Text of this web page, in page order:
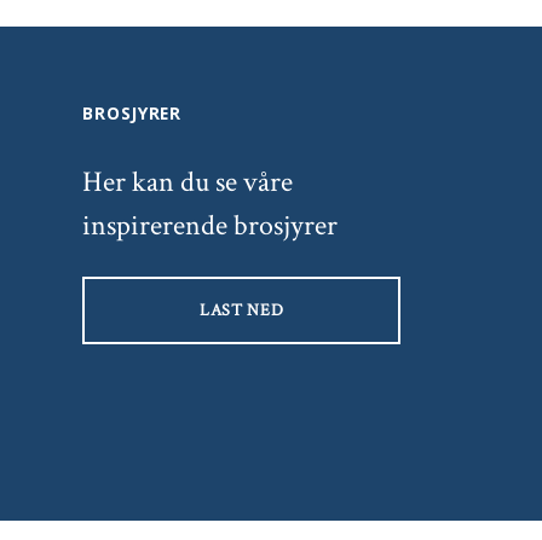
BROSJYRER
Her kan du se våre
inspirerende brosjyrer
LAST NED